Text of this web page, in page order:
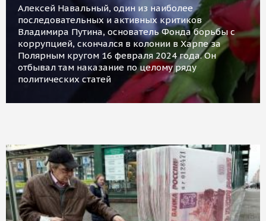
Алексей Навальный, один из наиболее
последовательных и активных критиков
Владимира Путина, основатель Фонда борьбы с
коррупцией, скончался в колонии в Харпе за
Полярным кругом 16 февраля 2024 года. Он
отбывал там наказание по целому ряду
политических статей